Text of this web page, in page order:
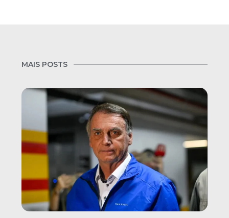
MAIS POSTS